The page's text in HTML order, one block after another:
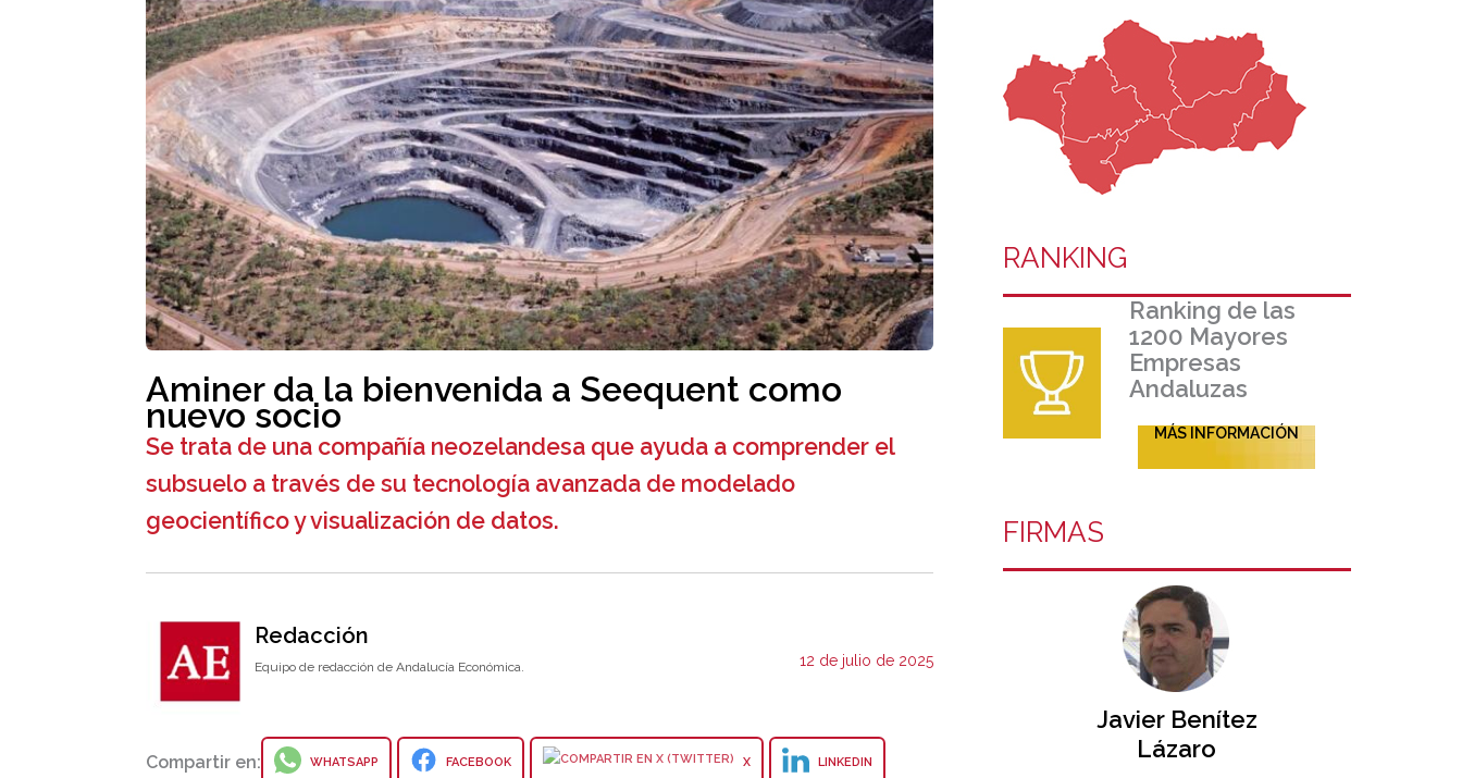
Aminer da la bienvenida a Seequent como
nuevo socio
Se trata de una compañía neozelandesa que ayuda a comprender el
subsuelo a través de su tecnología avanzada de modelado
geocientífico y visualización de datos.
Redacción
Equipo de redacción de Andalucía Económica. 12 de julio de 2025
Compartir en: WHATSAPP FACEBOOK X LINKEDIN
RANKING
Ranking de las
1200 Mayores
Empresas
Andaluzas
MÁS INFORMACIÓN
FIRMAS
Javier Benítez
Lázaro